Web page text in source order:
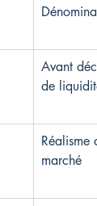
Avant
de liquidité
Réalisme
marché